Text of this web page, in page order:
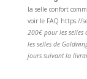
la selle confort
voir le FAQ https://
200€ pour les selles
les selles de
jours suivant la